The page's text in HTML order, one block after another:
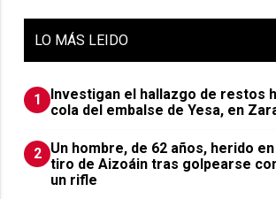
LO MÁS LEIDO
1
Investigan el hallazgo de restos
cola del embalse de Yesa, en
2 Un hombre, de 62 años, herido
tiro de Aizoáin tras golpearse
un rifle